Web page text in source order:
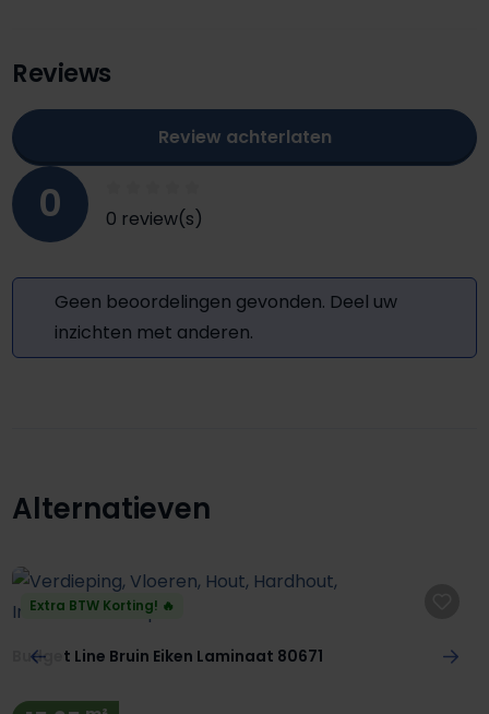
Reviews
0 0 review(s)
Review achterlaten
Geen beoordelingen gevonden. Deel uw
inzichten met anderen.
Productgalerij overslaan
Alternatieven
Extra BTW Korting! 🔥
Budget Line Bruin Eiken Laminaat 80671